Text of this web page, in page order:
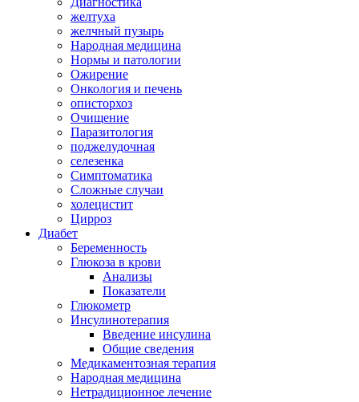
желтуха
желчный пузырь
Народная медицина
Нормы и патологии
Ожирение
Онкология и печень
описторхоз
Очищение
Паразитология
поджелудочная
селезенка
Симптоматика
Сложные случаи
холецистит
Цирроз
Диабет
Беременность
Глюкоза в крови
Анализы
Показатели
Глюкометр
Инсулинотерапия
Введение инсулина
Общие сведения
Медикаментозная терапия
Народная медицина
Нетрадиционное лечение